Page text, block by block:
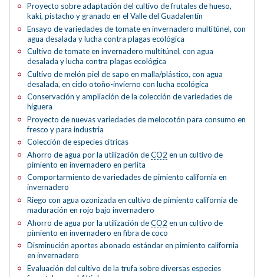
Proyecto sobre adaptación del cultivo de frutales de hueso,
kaki, pistacho y granado en el Valle del Guadalentín
Ensayo de variedades de tomate en invernadero multitúnel, con
agua desalada y lucha contra plagas ecológica
Cultivo de tomate en invernadero multitúnel, con agua
desalada y lucha contra plagas ecológica
Cultivo de melón piel de sapo en malla/plástico, con agua
desalada, en ciclo otoño-invierno con lucha ecológica
Conservación y ampliación de la colección de variedades de
higuera
Proyecto de nuevas variedades de melocotón para consumo en
fresco y para industria
Colección de especies cítricas
Ahorro de agua por la utilización deCO2 en un cultivo de
pimiento en invernadero en perlita
Comportarmiento de variedades de pimiento california en
invernadero
Riego con agua ozonizada en cultivo de pimiento california de
maduración en rojo bajo invernadero
Ahorro de agua por la utilización deCO2 en un cultivo de
pimiento en invernadero en fibra de coco
Disminución aportes abonado estándar en pimiento california
en invernadero
Evaluación del cultivo de la trufa sobre diversas especies